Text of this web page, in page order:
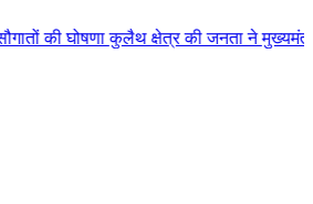
की जनता ने मुख्यमंत्री डॉ. यादव का किया